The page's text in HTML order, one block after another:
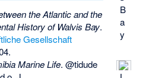
B
a
y
the Atlantic and the
History of Walvis Bay.
Gesellschaft
Marine Life. @tidude